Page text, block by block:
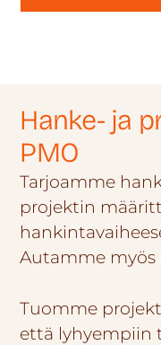
Hanke- ja
PMO
Tarjoamme
projektin
Autamme myös
Tuomme
että lyhyempiin